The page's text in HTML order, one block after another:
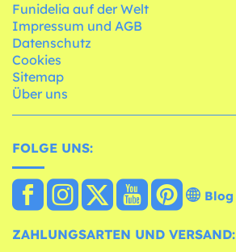
Funidelia auf der Welt
Impressum und AGB
Datenschutz
Cookies
Sitemap
Über uns
FOLGE UNS:
Blog
ZAHLUNGSARTEN UND VERSAND: